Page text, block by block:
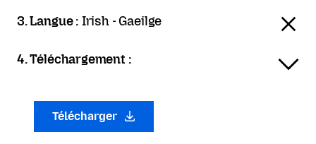
3. Langue : Irish - Gaeilge
4. Téléchargement :
Télécharger